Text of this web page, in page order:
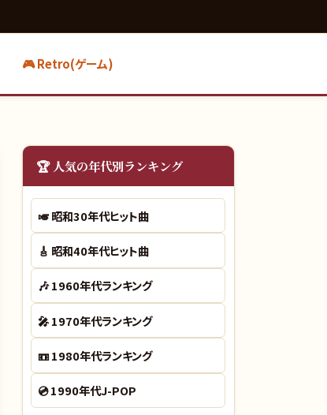
🎮 Retro(ゲーム)
🏆 人気の年代別ランキング
🎺昭和30年代ヒット曲
🎸 昭和40年代ヒット曲
🎶1960年代ランキング
🎤1970年代ランキング
📼1980年代ランキング
💿1990年代J-POP